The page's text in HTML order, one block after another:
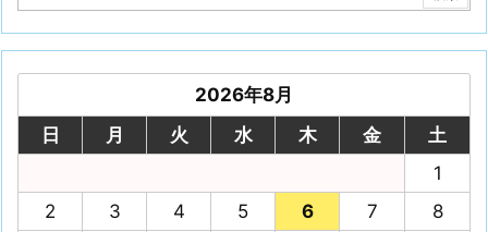
2026年8月
日
月 火 水 木 金
土
1
2
3 4 5 6 7
8